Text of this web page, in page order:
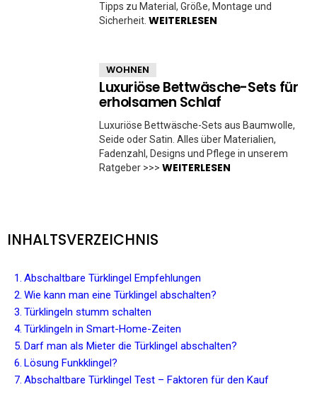
Tipps zu Material, Größe, Montage und
Sicherheit. WEITERLESEN
WOHNEN
Luxuriöse Bettwäsche-Sets für
erholsamen Schlaf
Luxuriöse Bettwäsche-Sets aus Baumwolle,
Seide oder Satin. Alles über Materialien,
Fadenzahl, Designs und Pflege in unserem
Ratgeber >>> WEITERLESEN
INHALTSVERZEICHNIS
Abschaltbare Türklingel Empfehlungen
Wie kann man eine Türklingel abschalten?
Türklingeln stumm schalten
Türklingeln in Smart-Home-Zeiten
Darf man als Mieter die Türklingel abschalten?
Lösung Funkklingel?
Abschaltbare Türklingel Test – Faktoren für den Kauf